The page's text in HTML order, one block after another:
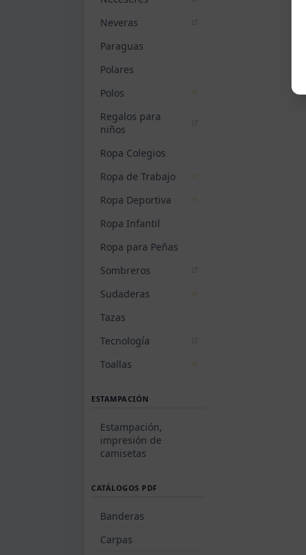
Neveras
Paraguas
Polares
Polos
Regalos para
niños
Ropa Colegios
Ropa de Trabajo
Ropa Deportiva
Ropa Infantil
Ropa para Peñas
Sombreros
Sudaderas
Tazas
Tecnología
Toallas
ESTAMPACIÓN
Estampación,
impresión de
camisetas
CATÁLOGOS PDF
Banderas
Carpas